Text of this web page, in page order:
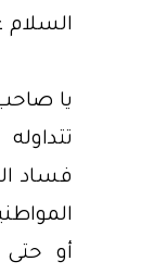
السلام
يا
فساد
أو